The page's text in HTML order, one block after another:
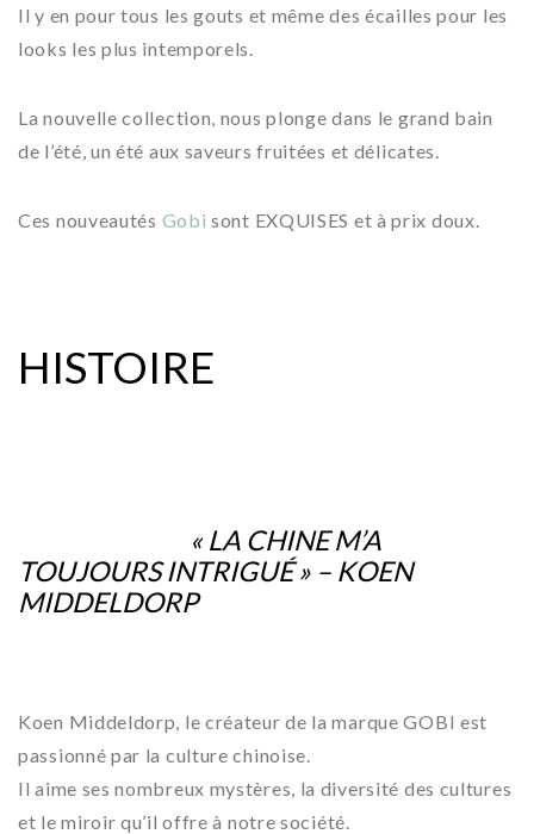
Il y en pour tous les gouts et même des écailles pour les
looks les plus intemporels.
La nouvelle collection, nous plonge dans le grand bain
de l’été, un été aux saveurs fruitées et délicates.
Ces nouveautés Gobi sont EXQUISES et à prix doux.
HISTOIRE
« LA CHINE M’A
TOUJOURS INTRIGUÉ » – KOEN
MIDDELDORP
Koen Middeldorp, le créateur de la marque GOBI est
passionné par la culture chinoise.
Il aime ses nombreux mystères, la diversité des cultures
et le miroir qu’il offre à notre société.